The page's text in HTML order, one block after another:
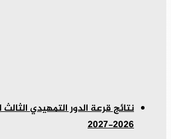
نتائج قرعة الدور التمهيدي الثالث
2026-2027